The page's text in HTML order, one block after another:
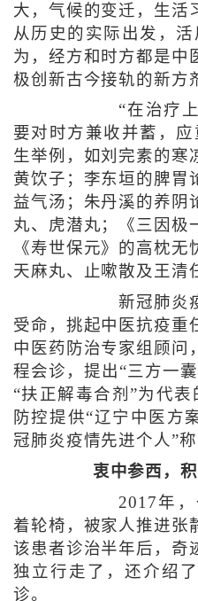
大，气候的变迁，生活
从历史的实际出发，
为，经方和时方都是中
极创新古今接轨的新方
“在治疗
要对时方兼收并蓄，
生举例，如刘完素的寒
黄饮子；李东垣的脾胃
益气汤；朱丹溪的养阴
丸、虎潜丸；《三因极
《寿世保元》的高枕
天麻丸、止嗽散及王清
新冠肺炎
受命，挑起中医抗疫重
中医药防治专家组顾问
程会诊，提出“三方一
“扶正解毒合剂”为代
防控提供“辽宁中医方
冠肺炎疫情先进个人”称
衷中参西，
2017年
着轮椅，被家人推进张
该患者诊治半年后，奇
独立行走了，还介绍
诊。